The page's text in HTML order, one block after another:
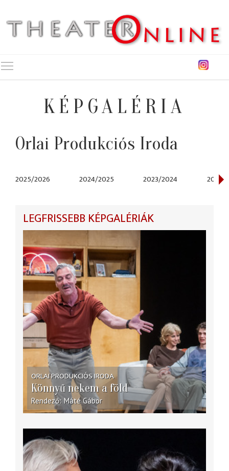
KÉPGALÉRIA
Orlai Produkciós Iroda
2025/2026 2024/2025 2023/2024 2022/
LEGFRISSEBB KÉPGALÉRIÁK
ORLAI PRODUKCIÓS IRODA
Könnyű nekem a föld
Rendező Máté Gábor